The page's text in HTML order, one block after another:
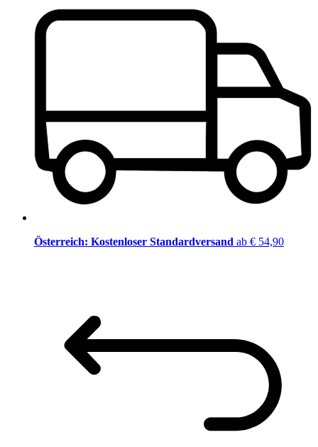
Österreich: Kostenloser Standardversand ab € 54,90